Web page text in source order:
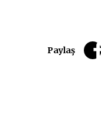
Paylaş